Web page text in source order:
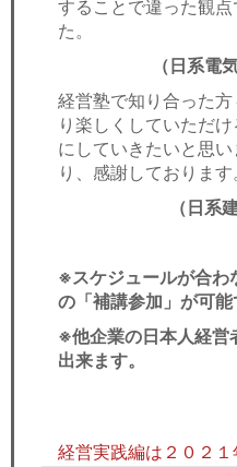
することで違った観
た。
（日系電
経営塾で知り合った
り楽しくしていただ
にしていきたいと思
り、感謝しております
（日系
※スケジュールが合わ
の「補講参加」が可能
※他企業の日本人経営
出来ます。
経営実践編は２０２１